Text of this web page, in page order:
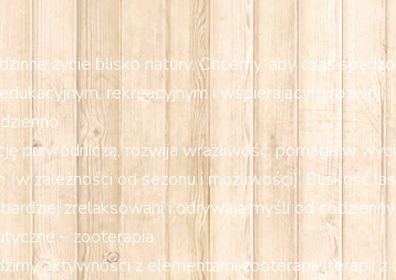
życie blisko natury. Chcemy, aby czas
rekreacyjnym i wspierającym rozwój.
przyrodniczą, rozwija wrażliwość, pomaga w
zależności od sezonu i możliwości). Bliskość
zrelaksowani i odrywają myśli od
– zooterapia
aktywności z elementami zooterapii (terapii z